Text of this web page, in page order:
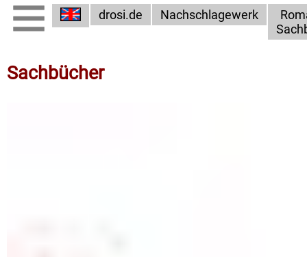
drosi.de Nachschlagewerk
Sachbücher